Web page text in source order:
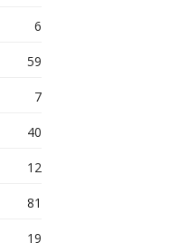
6
59
7
40
12
81
19